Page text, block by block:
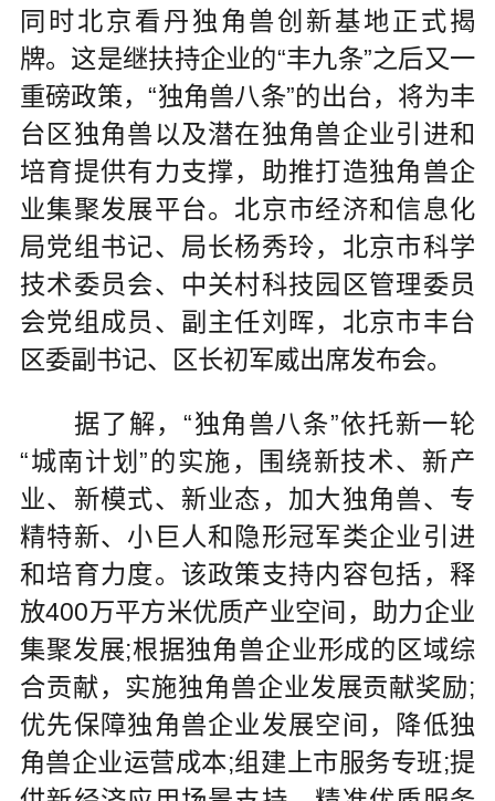
同时北京看丹独角兽创新基地正式揭
牌。这是继扶持企业的“丰九条”之后又一
重磅政策，“独角兽八条”的出台，将为丰
台区独角兽以及潜在独角兽企业引进和
培育提供有力支撑，助推打造独角兽企
业集聚发展平台。北京市经济和信息化
局党组书记、局长杨秀玲，北京市科学
技术委员会、中关村科技园区管理委员
会党组成员、副主任刘晖，北京市丰台
区委副书记、区长初军威出席发布会。
据了解，“独角兽八条”依托新一轮
“城南计划”的实施，围绕新技术、新产
业、新模式、新业态，加大独角兽、专
精特新、小巨人和隐形冠军类企业引进
和培育力度。该政策支持内容包括，释
放400万平方米优质产业空间，助力企业
集聚发展;根据独角兽企业形成的区域综
合贡献，实施独角兽企业发展贡献奖励;
优先保障独角兽企业发展空间，降低独
角兽企业运营成本;组建上市服务专班;提